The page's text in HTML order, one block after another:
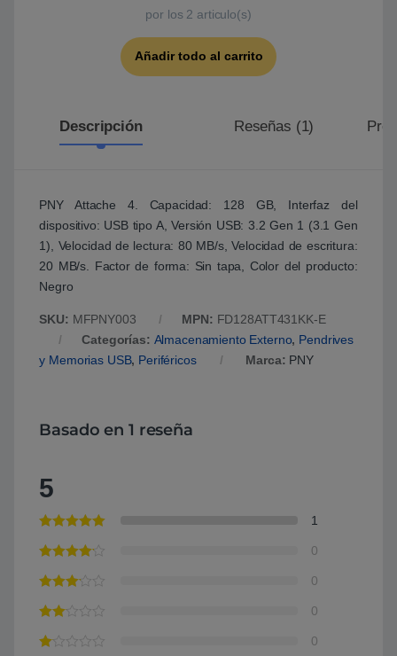
por los 2 articulo(s)
Añadir todo al carrito
Descripción Reseñas (1)
PNY Attache 4. Capacidad: 128 GB, Interfaz del
dispositivo: USB tipo A, Versión USB: 3.2 Gen 1 (3.1 Gen
1), Velocidad de lectura: 80 MB/s, Velocidad de escritura:
20 MB/s. Factor de forma: Sin tapa, Color del producto:
Negro
SKU: MFPNY003 MPN: FD128ATT431KK-E
Categorías: Almacenamiento Externo, Pendrives
y Memorias USB, Periféricos Marca: PNY
Basado en 1 reseña
5
1
0
0
0
0